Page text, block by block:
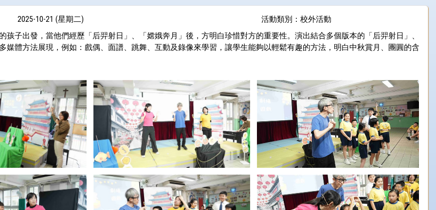
2025-10-21 (星期二)
活動類別：校外活動
孩子出發，當他們經歷「后羿射日」、「嫦娥奔月」後，方明白珍惜對方的重要性。演出結合多個版本的「后羿射日」、
媒體方法展現，例如：戲偶、面譜、跳舞、互動及錄像來學習，讓學生能夠以輕鬆有趣的方法，明白中秋賞月、團圓的含